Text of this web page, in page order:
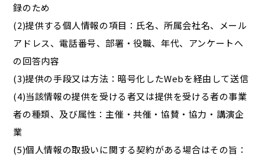
録のため
(2)提供する個人情報の項目：氏名、所属会社名、メール
アドレス、電話番号、部署・役職、年代、アンケートへ
の回答内容
(3)提供の手段又は方法：暗号化したWebを経由して送信
(4)当該情報の提供を受ける者又は提供を受ける者の事業
者の種類、及び属性：主催・共催・協賛・協力・講演企
業
(5)個人情報の取扱いに関する契約がある場合はその旨：